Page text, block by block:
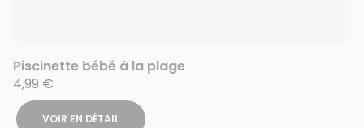
Piscinette bébé à la plage
4,99 €
VOIR EN DÉTAIL